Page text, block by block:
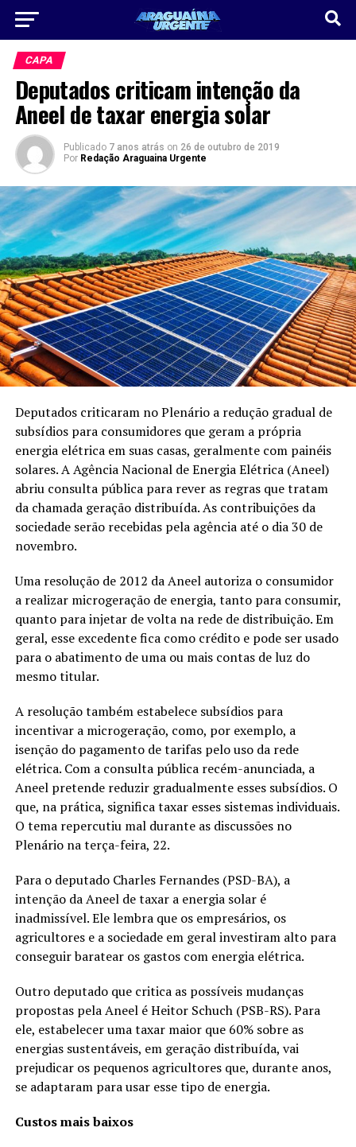
CAPA
Deputados criticam intenção da
Aneel de taxar energia solar
Publicado 7 anos atrás on 26 de outubro de 2019
Por Redação Araguaina Urgente
Deputados criticaram no Plenário a redução gradual de
subsídios para consumidores que geram a própria
energia elétrica em suas casas, geralmente com painéis
solares. A Agência Nacional de Energia Elétrica (Aneel)
abriu consulta pública para rever as regras que tratam
da chamada geração distribuída. As contribuições da
sociedade serão recebidas pela agência até o dia 30 de
novembro.
Uma resolução de 2012 da Aneel autoriza o consumidor
a realizar microgeração de energia, tanto para consumir,
quanto para injetar de volta na rede de distribuição. Em
geral, esse excedente fica como crédito e pode ser usado
para o abatimento de uma ou mais contas de luz do
mesmo titular.
A resolução também estabelece subsídios para
incentivar a microgeração, como, por exemplo, a
isenção do pagamento de tarifas pelo uso da rede
elétrica. Com a consulta pública recém-anunciada, a
Aneel pretende reduzir gradualmente esses subsídios. O
que, na prática, significa taxar esses sistemas individuais.
O tema repercutiu mal durante as discussões no
Plenário na terça-feira, 22.
Para o deputado Charles Fernandes (PSD-BA), a
intenção da Aneel de taxar a energia solar é
inadmissível. Ele lembra que os empresários, os
agricultores e a sociedade em geral investiram alto para
conseguir baratear os gastos com energia elétrica.
Outro deputado que critica as possíveis mudanças
propostas pela Aneel é Heitor Schuch (PSB-RS). Para
ele, estabelecer uma taxar maior que 60% sobre as
energias sustentáveis, em geração distribuída, vai
prejudicar os pequenos agricultores que, durante anos,
se adaptaram para usar esse tipo de energia.
Custos mais baixos